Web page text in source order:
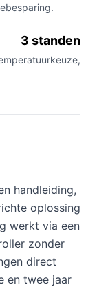
3 standen
handleiding,
oplossing
werkt via een
zonder
direct
en twee jaar